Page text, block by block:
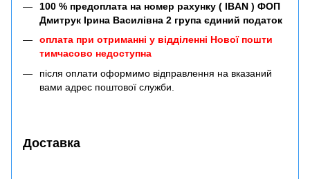
100 % предоплата на номер рахунку ( IBAN ) ФОП
Дмитрук Ірина Василівна 2 група єдиний податок
оплата при отриманні у відділенні Нової пошти
тимчасово недоступна
після оплати оформимо відправлення на вказаний
вами адрес поштової служби.
Доставка